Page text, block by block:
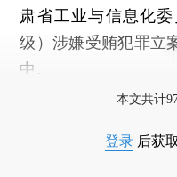
肃省工业与信息化
级）涉嫌受贿犯罪立
中。
本文共计
登录 后获